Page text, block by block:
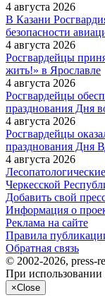
4 августа 2026
В Казани
безопасности
4 августа 2026
Росгвардейцы
жить!» в Ярославле
4 августа 2026
Росгвардейцы
празднования Дня
4 августа 2026
Росгвардейцы
празднования Дня
4 августа 2026
Черкесской
Добавить свой
Информация о
Реклама на сайте
Правила
Обратная связь
© 2002-2026, press-
При использовании
×Close